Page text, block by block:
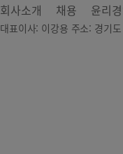
회사소개
채용 윤리
대표이사: 이강용 주소: 경